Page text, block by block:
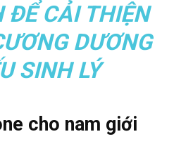
ĐỂ CẢI THIỆN
DƯƠNG
SINH LÝ
cho nam giới